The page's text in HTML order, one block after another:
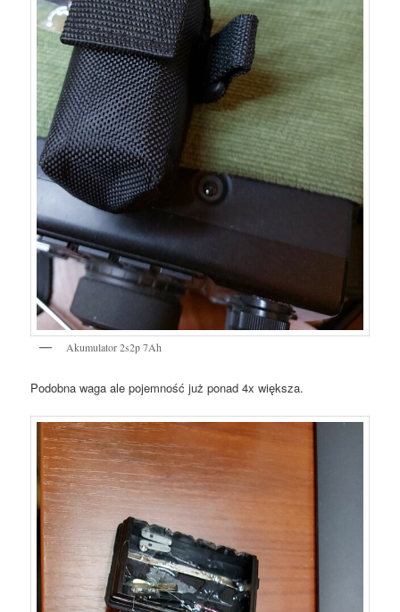
Akumulator 2s2p 7Ah
Podobna waga ale pojemność już ponad 4x większa.